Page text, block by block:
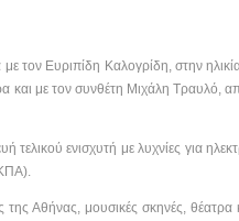
Ευριπίδη Καλογρίδη, στην
και με τον συνθέτη Μιχάλη Τραυλό,
ενισχυτή με λυχνίες για
Αθήνας, μουσικές σκηνές,